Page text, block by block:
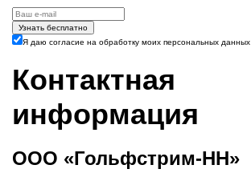
Узнать бесплатно
Я даю согласие на обработку моих персональных данных
Контактная
информация
ООО «Гольфстрим-НН»